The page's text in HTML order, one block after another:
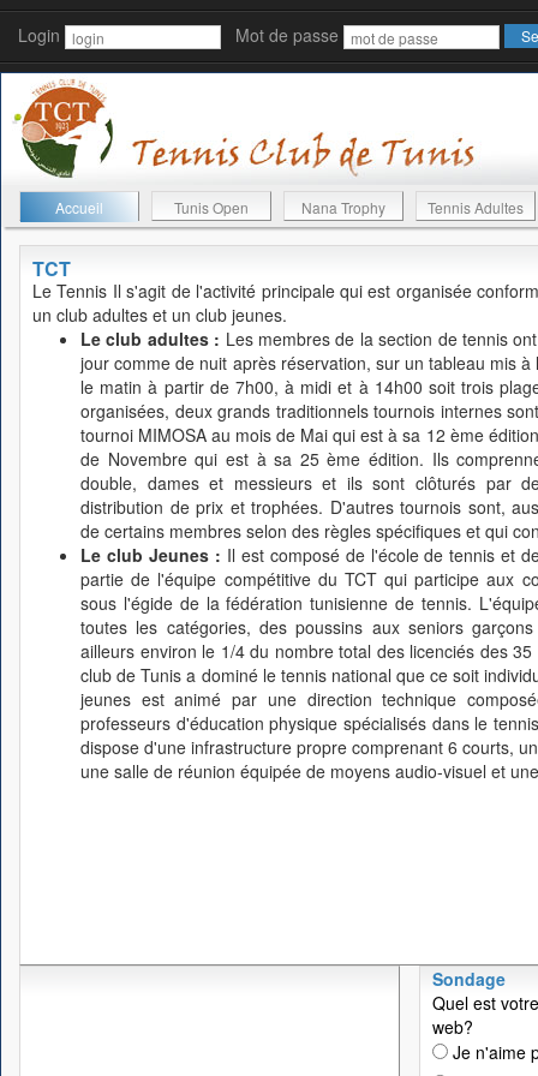
Login Mot de passe
Accueil Tunis Open Nana Trophy Tennis Adultes
TCT
Le Tennis Il s'agit de l'activité principale qui est organisée
un club adultes et un club jeunes.
Le club adultes : Les membres de la section de tennis
jour comme de nuit après réservation, sur un tableau mis
le matin à partir de 7h00, à midi et à 14h00 soit trois
organisées, deux grands traditionnels tournois internes
tournoi MIMOSA au mois de Mai qui est à sa 12 ème
de Novembre qui est à sa 25 ème édition. Ils
double, dames et messieurs et ils sont clôturés par
distribution de prix et trophées. D'autres tournois sont,
de certains membres selon des règles spécifiques et qui
Le club Jeunes : Il est composé de l'école de tennis et
partie de l'équipe compétitive du TCT qui participe aux
sous l'égide de la fédération tunisienne de tennis.
toutes les catégories, des poussins aux seniors
ailleurs environ le 1/4 du nombre total des licenciés des
club de Tunis a dominé le tennis national que ce soit
jeunes est animé par une direction technique
professeurs d'éducation physique spécialisés dans le
dispose d'une infrastructure propre comprenant 6 courts,
une salle de réunion équipée de moyens audio-visuel et
Sondage
Quel est
web?
Je n'aime